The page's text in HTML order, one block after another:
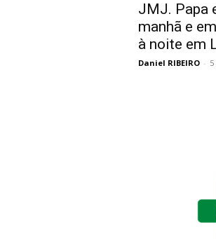
JMJ. Papa
manhã e
à noite em
Daniel RIBEIRO -